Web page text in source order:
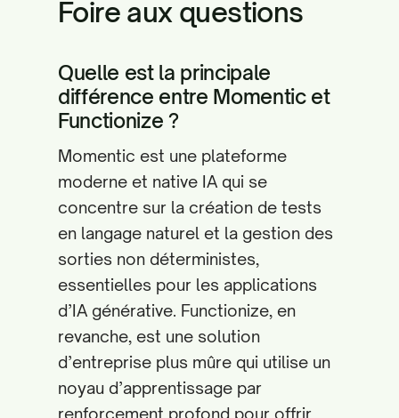
Foire aux questions
Quelle est la principale
différence entre Momentic et
Functionize ?
Momentic est une plateforme
moderne et native IA qui se
concentre sur la création de tests
en langage naturel et la gestion des
sorties non déterministes,
essentielles pour les applications
d’IA générative. Functionize, en
revanche, est une solution
d’entreprise plus mûre qui utilise un
noyau d’apprentissage par
renforcement profond pour offrir